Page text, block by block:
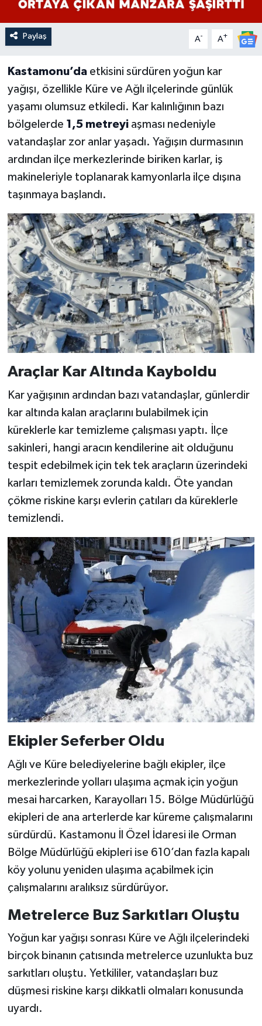
Paylaş A- A+
Kastamonu’daetkisini sürdüren yoğun kar
yağışı, özellikle Küre ve Ağlı ilçelerinde günlük
yaşamı olumsuz etkiledi. Kar kalınlığının bazı
bölgelerde 1,5 metreyiaşması nedeniyle
vatandaşlar zor anlar yaşadı. Yağışın durmasının
ardından ilçe merkezlerinde biriken karlar, iş
makineleriyle toplanarak kamyonlarla ilçe dışına
taşınmaya başlandı.
Araçlar Kar Altında Kayboldu
Kar yağışının ardından bazı vatandaşlar, günlerdir
kar altında kalan araçlarını bulabilmek için
küreklerle kar temizleme çalışması yaptı. İlçe
sakinleri, hangi aracın kendilerine ait olduğunu
tespit edebilmek için tek tek araçların üzerindeki
karları temizlemek zorunda kaldı. Öte yandan
çökme riskine karşı evlerin çatıları da küreklerle
temizlendi.
Ekipler Seferber Oldu
Ağlı ve Küre belediyelerine bağlı ekipler, ilçe
merkezlerinde yolları ulaşıma açmak için yoğun
mesai harcarken, Karayolları 15. Bölge Müdürlüğü
ekipleri de ana arterlerde kar küreme çalışmalarını
sürdürdü. Kastamonu İl Özel İdaresi ile Orman
Bölge Müdürlüğü ekipleri ise 610’dan fazla kapalı
köy yolunu yeniden ulaşıma açabilmek için
çalışmalarını aralıksız sürdürüyor.
Metrelerce Buz Sarkıtları Oluştu
Yoğun kar yağışı sonrası Küre ve Ağlı ilçelerindeki
birçok binanın çatısında metrelerce uzunlukta buz
sarkıtları oluştu. Yetkililer, vatandaşları buz
düşmesi riskine karşı dikkatli olmaları konusunda
uyardı.